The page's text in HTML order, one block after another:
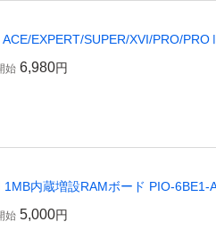
EXPERT/SUPER/XVI/PRO/
始 6,980円
1MB内蔵増設RAMボード PIO-
始 5,000円